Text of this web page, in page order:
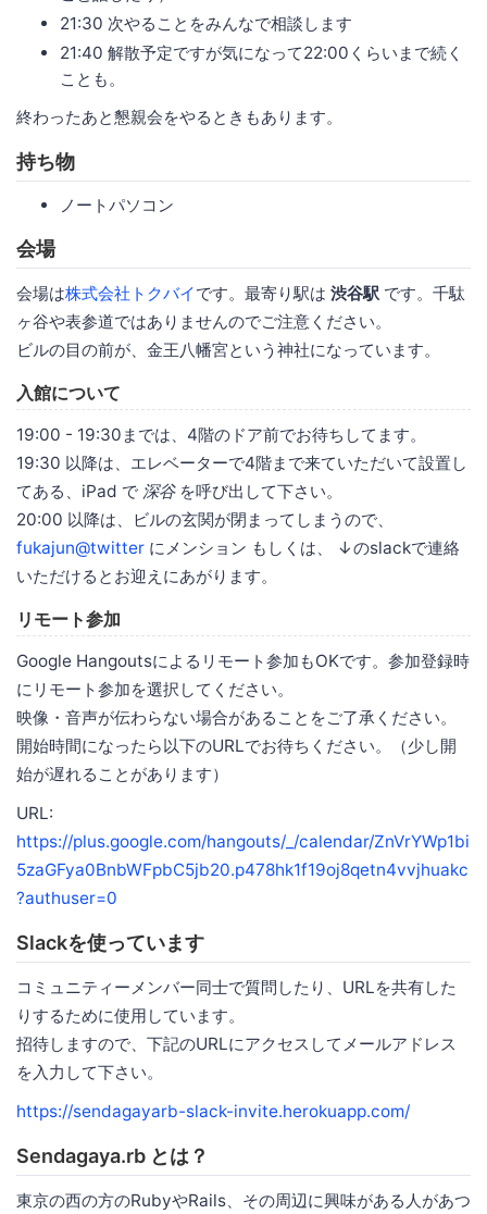
21:30 次やることをみんなで相談します
21:40 解散予定ですが気になって22:00くらいまで続く
ことも。
終わったあと懇親会をやるときもあります。
持ち物
ノートパソコン
会場
会場は株式会社トクバイです。最寄り駅は 渋谷駅 です。千駄
ヶ谷や表参道ではありませんのでご注意ください。
ビルの目の前が、金王八幡宮という神社になっています。
入館について
19:00 - 19:30までは、4階のドア前でお待ちしてます。
19:30 以降は、エレベーターで4階まで来ていただいて設置し
てある、iPad で 深谷を呼び出して下さい。
20:00 以降は、ビルの玄関が閉まってしまうので、
fukajun@twitter にメンション もしくは、 ↓のslackで連絡
いただけるとお迎えにあがります。
リモート参加
Google Hangoutsによるリモート参加もOKです。参加登録時
にリモート参加を選択してください。
映像・音声が伝わらない場合があることをご了承ください。
開始時間になったら以下のURLでお待ちください。（少し開
始が遅れることがあります）
URL:
https://plus.google.com/hangouts/_/calendar/ZnVrYWp1bi
5zaGFya0BnbWFpbC5jb20.p478hk1f19oj8qetn4vvjhuakc
?authuser=0
Slackを使っています
コミュニティーメンバー同士で質問したり、URLを共有した
りするために使用しています。
招待しますので、下記のURLにアクセスしてメールアドレス
を入力して下さい。
https://sendagayarb-slack-invite.herokuapp.com/
Sendagaya.rb とは？
東京の西の方のRubyやRails、その周辺に興味がある人があつ